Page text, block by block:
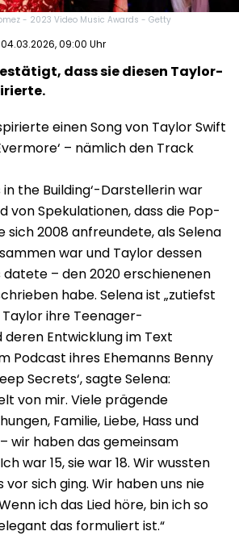
- 2023 Video Music Awards - Getty
04.03.2026, 09:00 Uhr
dass sie diesen Taylor-
einen Song von Taylor Swift
– nämlich den Track
in the Building‘-Darstellerin war
von Spekulationen, dass die Pop-
sich 2008 anfreundete, als Selena
war und Taylor dessen
datete – den 2020 erschienenen
habe. Selena ist „zutiefst
ihre Teenager-
Entwicklung im Text
Podcast ihres Ehemanns Benny
Secrets‘, sagte Selena:
von mir. Viele prägende
Familie, Liebe, Hass und
wir haben das gemeinsam
war 15, sie war 18. Wir wussten
vor sich ging. Wir haben uns nie
ich das Lied höre, bin ich so
das formuliert ist.“